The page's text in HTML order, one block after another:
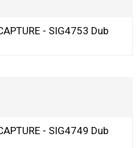
- SIG4753 Dub
- SIG4749 Dub